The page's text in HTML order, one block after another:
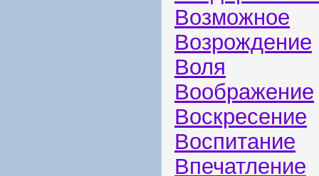
Возможное
Возрождение
Воля
Воображение
Воскресение
Воспитание
Впечатление